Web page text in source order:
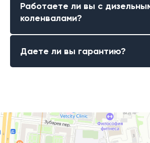
Работаете ли вы с
коленвалами?
Даете ли вы гарантию?